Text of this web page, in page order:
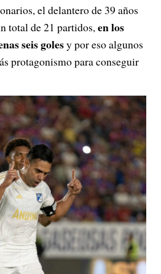
el delantero de 39 años
total de 21 partidos,en los
seis golesy por eso algunos
protagonismo para conseguir